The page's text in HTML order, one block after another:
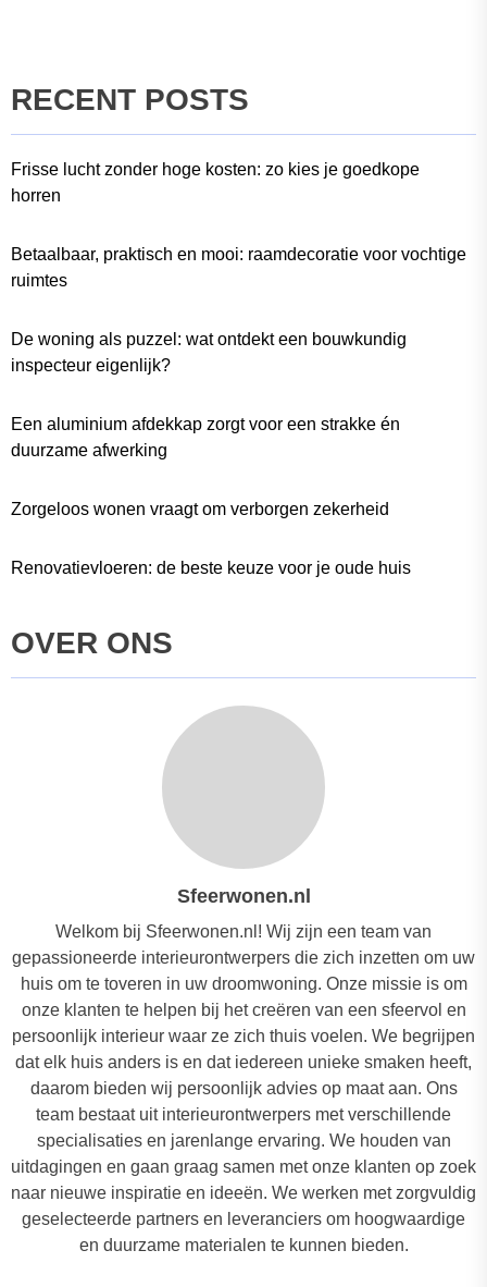
RECENT POSTS
Frisse lucht zonder hoge kosten: zo kies je goedkope
horren
Betaalbaar, praktisch en mooi: raamdecoratie voor vochtige
ruimtes
De woning als puzzel: wat ontdekt een bouwkundig
inspecteur eigenlijk?
Een aluminium afdekkap zorgt voor een strakke én
duurzame afwerking
Zorgeloos wonen vraagt om verborgen zekerheid
Renovatievloeren: de beste keuze voor je oude huis
OVER ONS
Sfeerwonen.nl
Welkom bij Sfeerwonen.nl! Wij zijn een team van
gepassioneerde interieurontwerpers die zich inzetten om uw
huis om te toveren in uw droomwoning. Onze missie is om
onze klanten te helpen bij het creëren van een sfeervol en
persoonlijk interieur waar ze zich thuis voelen. We begrijpen
dat elk huis anders is en dat iedereen unieke smaken heeft,
daarom bieden wij persoonlijk advies op maat aan. Ons
team bestaat uit interieurontwerpers met verschillende
specialisaties en jarenlange ervaring. We houden van
uitdagingen en gaan graag samen met onze klanten op zoek
naar nieuwe inspiratie en ideeën. We werken met zorgvuldig
geselecteerde partners en leveranciers om hoogwaardige
en duurzame materialen te kunnen bieden.